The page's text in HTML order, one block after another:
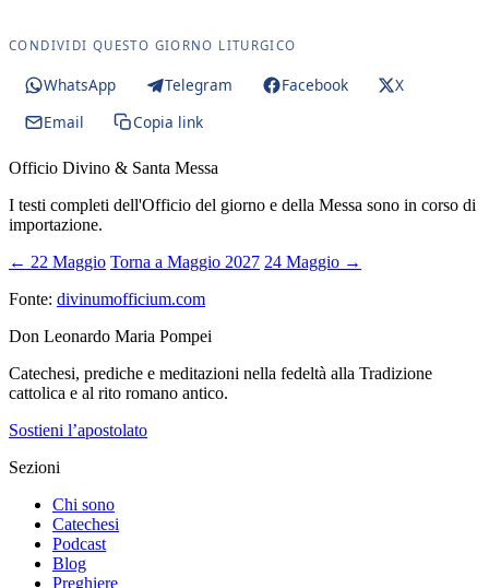
CONDIVIDI QUESTO GIORNO LITURGICO
WhatsApp Telegram Facebook
X
Email
Copia link
Officio Divino & Santa Messa
I testi completi dell'Officio del giorno e della Messa sono in corso di
importazione.
← 22 Maggio Torna a Maggio 2027 24 Maggio →
Fonte: divinumofficium.com
Don Leonardo Maria Pompei
Catechesi, prediche e meditazioni nella fedeltà alla Tradizione
cattolica e al rito romano antico.
Sostieni l’apostolato
Sezioni
Chi sono
Catechesi
Podcast
Blog
Preghiere